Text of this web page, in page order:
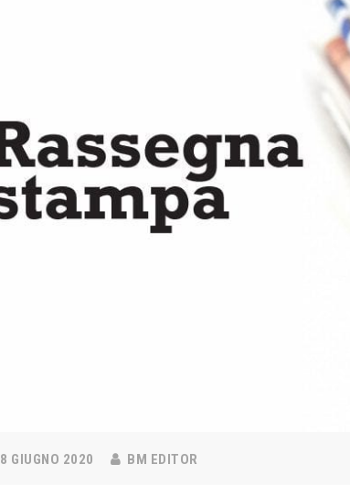
8 GIUGNO 2020 BM EDITOR